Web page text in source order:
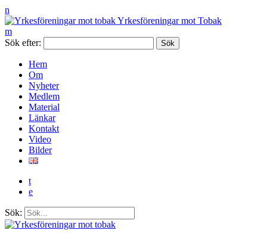
n
Yrkesföreningar mot Tobak
m
Sök efter:
Hem
Om
Nyheter
Medlem
Material
Länkar
Kontakt
Video
Bilder
t
e
Sök: